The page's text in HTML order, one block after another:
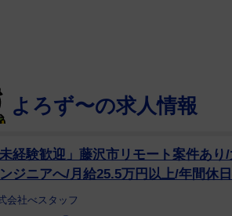
」で自身のキャラクターが殺された
いる。
ペリー氏側は告発を全面的に否定
失敗するだろう」とコメントしている
よろず〜の求人情報
未経験歓迎」藤沢市リモート案件あ
ジニアへ/月給25.5万円以上/年間休
会社べスタッフ